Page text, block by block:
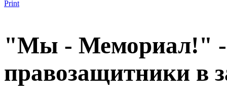
Print
"Мы - Мемориал!" -
правозащитники в